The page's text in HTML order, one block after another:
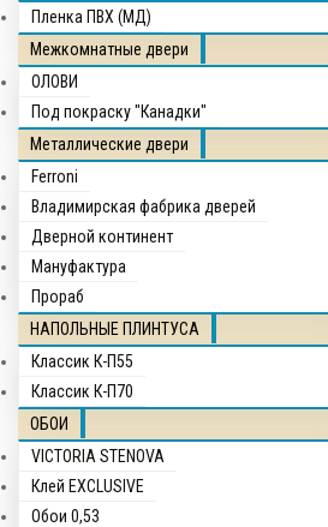
Пленка ПВХ (МД)
Межкомнатные двери
ОЛОВИ
Под покраску "Канадки"
Металлические двери
Ferroni
Владимирская фабрика дверей
Дверной континент
Мануфактура
Прораб
НАПОЛЬНЫЕ ПЛИНТУСА
Классик К-П55
Классик К-П70
ОБОИ
VICTORIA STENOVA
Клей EXCLUSIVE
Обои 0,53